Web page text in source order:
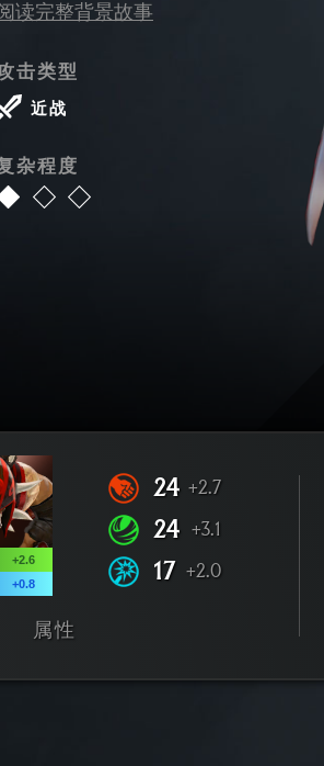
读完整背景故事
击类型
近战
杂程度
+2.6
+0.8
24 +2.7
24 +3.1
17 +2.0
属性